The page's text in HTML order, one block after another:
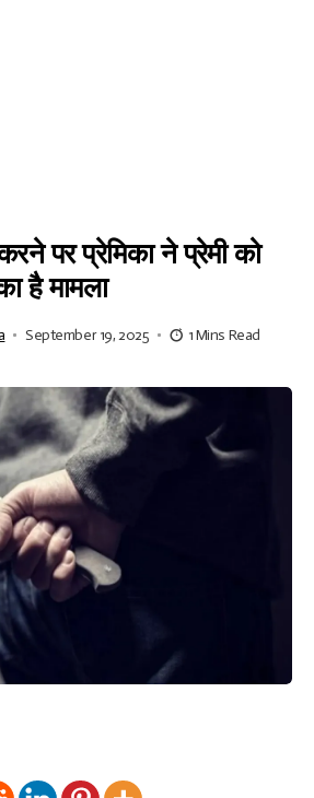
पर प्रेमिका ने प्रेमी को
है मामला
September 19, 2025
1 Mins Read